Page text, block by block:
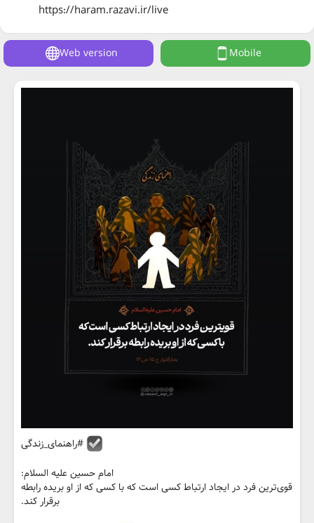
https://haram.razavi.ir/live
Web version Mobile
#راهنمای_زندگی
امام حسین علیه السلام:
قوی‌ترین فرد در ایجاد ارتباط کسی است که با کسی که از او بریده رابطه
برقرار کند.